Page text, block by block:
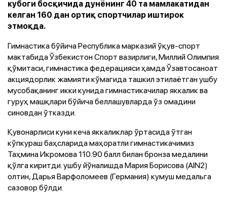
кубоги босқичида дунёнинг 40 та мамлакатидан
келган 160 дан ортиқ спортчилар иштирок
этмоқда.
Гимнастика бўйича Республика марказий ўқув-спорт
мактабида Ўзбекистон Спорт вазирлиги, Миллий Олимпия
қўмитаси, гимнастика федерацияси ҳамда Ўзавтосаноат
акциядорлик жамияти кўмагида ташкил этилаётган ушбу
мусобақанинг икки кунида гимнастикачилар яккалик ва
гуруҳ машқлари бўйича беллашувларда ўз омадини
синовдан ўтказди.
Қувонарлиси куни кеча яккаликлар ўртасида ўтган
кўпкураш баҳсларида маҳоратли гимнастикачимиз
Таҳмина Икромова 110.90 балл билан бронза медалини
қўлга киритди. ушбу йўналишда Мария Борисова (AIN2)
олтин, Дарья Варфоломеев (Германия) кумуш медальга
сазовор бўлди.